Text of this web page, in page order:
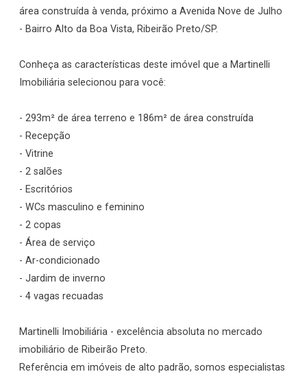
área construída à venda, próximo a Avenida Nove de Julho
- Bairro Alto da Boa Vista, Ribeirão Preto/SP.
Conheça as características deste imóvel que a Martinelli
Imobiliária selecionou para você:
- 293m² de área terreno e 186m² de área construída
- Recepção
- Vitrine
- 2 salões
- Escritórios
- WCs masculino e feminino
- 2 copas
- Área de serviço
- Ar-condicionado
- Jardim de inverno
- 4 vagas recuadas
Martinelli Imobiliária - excelência absoluta no mercado
imobiliário de Ribeirão Preto.
Referência em imóveis de alto padrão, somos especialistas